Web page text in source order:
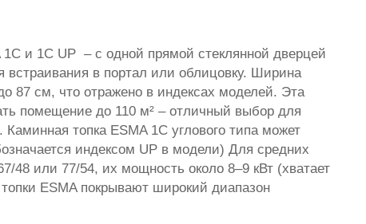
и 1С UP – с одной прямой стеклянной дверцей
встраивания в портал или облицовку. Ширина
87 см, что отражено в индексах моделей. Эта
помещение до 110 м² – отличный выбор для
топка ESMA 1C углового типа может
индексом UP в модели) Для средних
или 77/54, их мощность около 8–9 кВт (хватает
ESMA покрывают широкий диапазон